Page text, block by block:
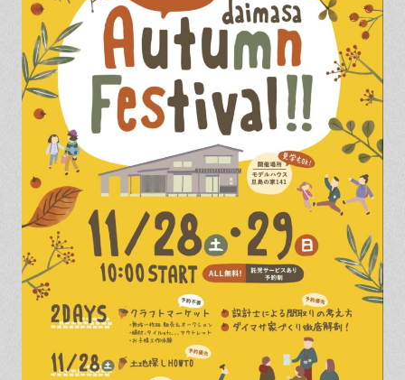
ヒノキプロジェクト
お客様の声
木材辞典
st
ag
ra
m
Fa
bo
ok
LI
N
E
Event Contact